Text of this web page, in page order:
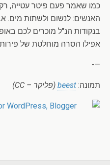
כמו שאמר פעם פיטר עטייה,
האנשים: לנשום ולשתות מים.
בנקודות הנ"ל מוכרים לכם
אפילו הסרה מוחלטת של
—-
תמונה: beest (פליקר – CC)